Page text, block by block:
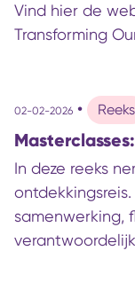
Vind hier de
Transforming
02-02-2026 • Reeks
In deze reeks
samenwerking,